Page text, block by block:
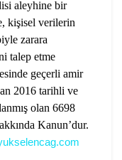
aleyhine bir
kişisel verilerin
zarara
talep etme
geçerli amir
2016 tarihli ve
olan 6698
Kanun’dur.